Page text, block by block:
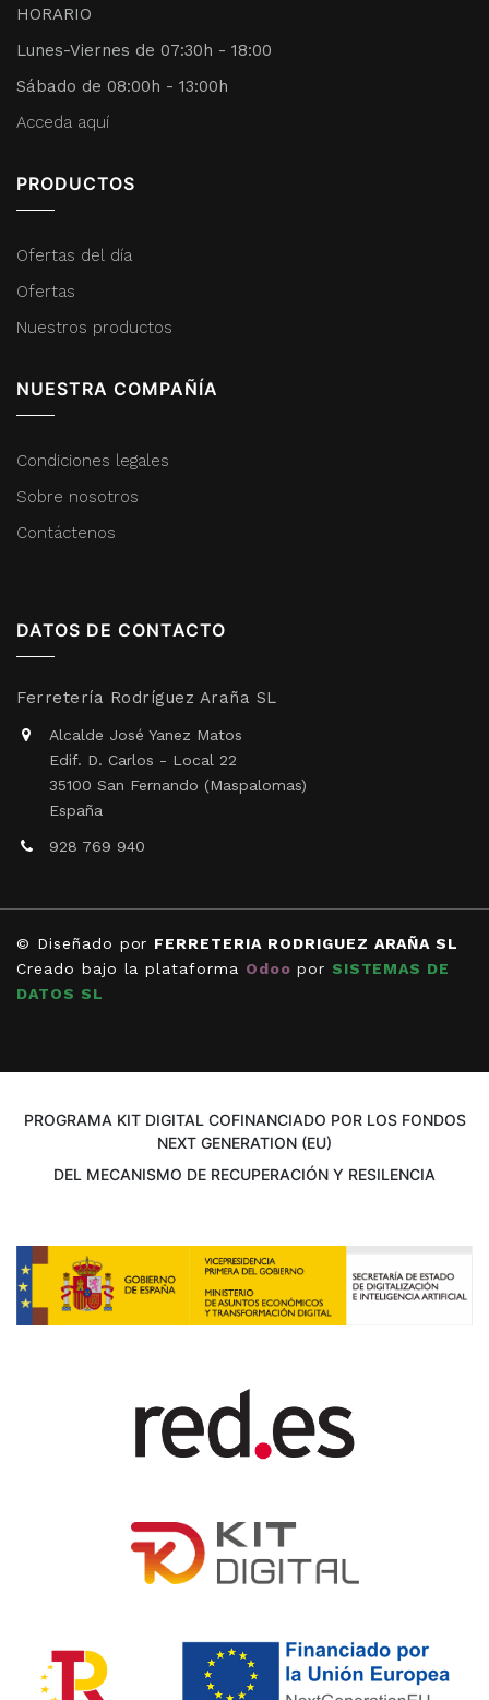
HORARIO
Lunes-Viernes de 07:30h - 18:00
Sábado de 08:00h - 13:00h
Acceda aquí
PRODUCTOS
Ofertas del día
Ofertas
Nuestros productos
NUESTRA COMPAÑÍA
Condiciones legales
Sobre nosotros
Contáctenos
DATOS DE CONTACTO
Ferretería Rodríguez Araña SL
Alcalde José Yanez Matos
Edif. D. Carlos - Local 22
35100 San Fernando (Maspalomas)
España
928 769 940
© Diseñado por FERRETERIA RODRIGUEZ ARAÑA SL
Creado bajo la plataforma Odoo por SISTEMAS DE
DATOS SL
PROGRAMA KIT DIGITAL COFINANCIADO POR LOS FONDOS
NEXT GENERATION (EU)
DEL MECANISMO DE RECUPERACIÓN Y RESILENCIA